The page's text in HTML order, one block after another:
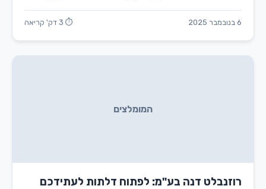
6 בנובמבר 2025 ⏱ 3 דק' קריאה
המומלצים
רוזנבלט דנה בע"מ: לפתוח דלתות לעתידכם